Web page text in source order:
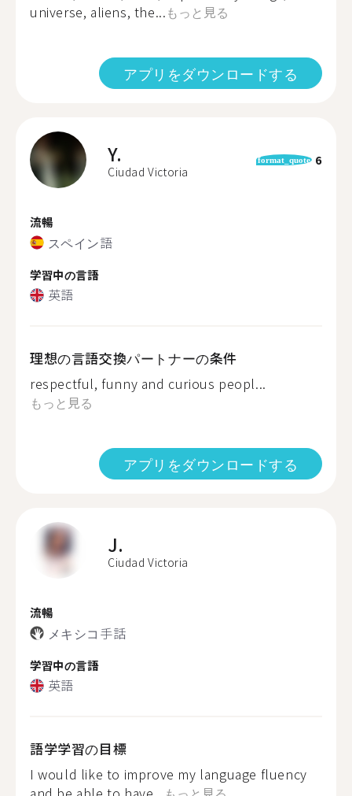
universe, aliens, the...もっと見る
アプリをダウンロードする
Y.
Ciudad Victoria
format_quote 6
流暢
スペイン語
学習中の言語
英語
理想の言語交換パートナーの条件
respectful, funny and curious peopl...
もっと見る
アプリをダウンロードする
J.
Ciudad Victoria
流暢
メキシコ手話
学習中の言語
英語
語学学習の目標
I would like to improve my language fluency